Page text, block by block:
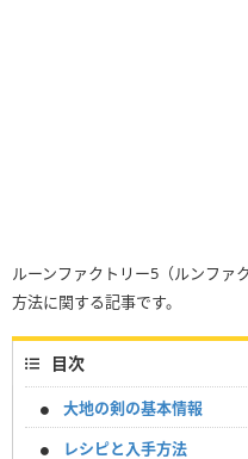
ルーンファクトリー5（ルンファ
方法に関する記事です。
目次
大地の剣の基本情報
レシピと入手方法